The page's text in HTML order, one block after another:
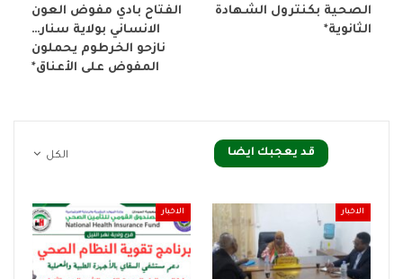
الصحية بكنترول الشهادة
الثانوية*
الفتاح بادي مفوض العون
الانساني بولاية سنار…
نازحو الخرطوم يحملون
المفوض على الأعناق*
الكل قد يعجبك ايضا
الاخبار الاخبار